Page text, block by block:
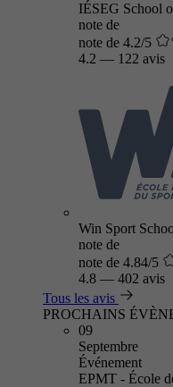
IÉSEG School
note de
note de 4.2/5
4.2 — 122 avis
Win Sport
note de
note de 4.84/5
4.8 — 402 avis
Tous les avis
PROCHAINS
09
Septembre
Événement
EPMT - École